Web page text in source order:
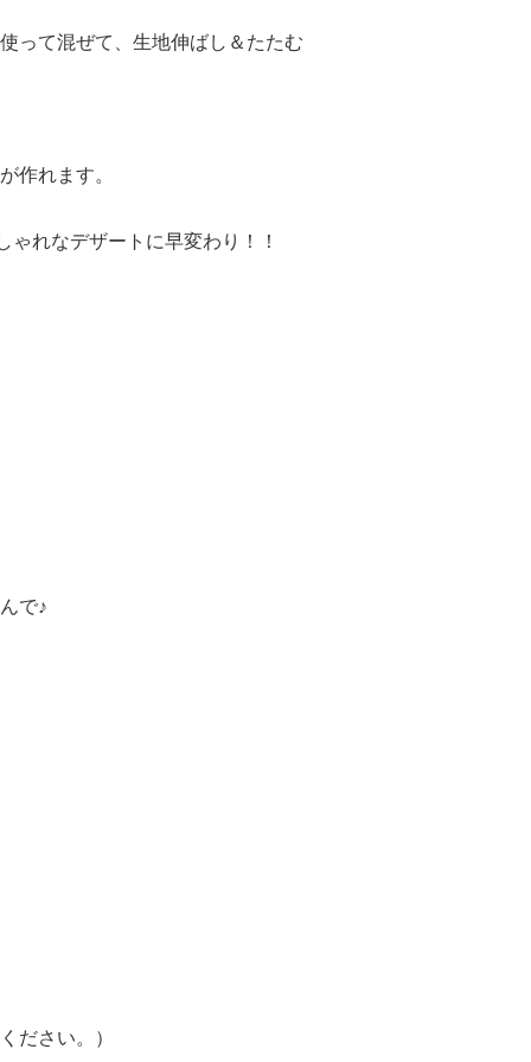
って混ぜて、生地伸ばし＆たたむ
作れます。
れなデザートに早変わり！！
で♪
ださい。）